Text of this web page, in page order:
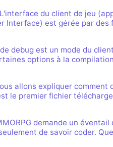
du client de jeu
Interface) est gérée par des
debug est un mode du
options à la
allons expliquer comment
le premier fichier
demande un éventail
de savoir coder.